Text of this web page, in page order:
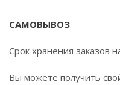
САМОВЫВОЗ
Срок хранения заказов
Вы можете получить